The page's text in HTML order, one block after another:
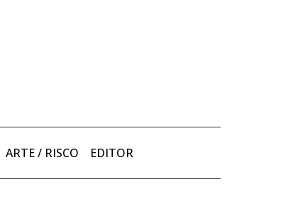
ARTE / RISCO EDITOR